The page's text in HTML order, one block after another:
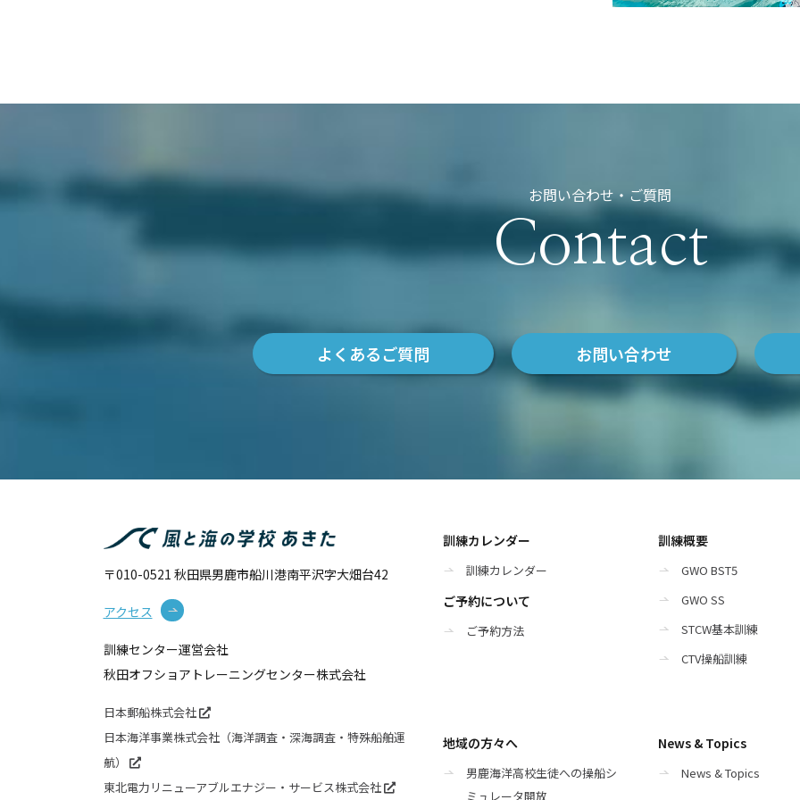
お問い合わせ・ご質問
Contact
よくあるご質問 お問い合わせ
〒010-0521 秋田県男鹿市船川港南平沢字大畑台42
アクセス
訓練センター運営会社
秋田オフショアトレーニングセンター株式会社
日本郵船株式会社
日本海洋事業株式会社（海洋調査・深海調査・特殊船舶運
航）
東北電力リニューアブルエナジー・サービス株式会社
訓練カレンダー
訓練カレンダー
ご予約について
ご予約方法
訓練概要
GWO BST5
GWO SS
STCW基本訓練
CTV操船訓練
地域の方々へ
男鹿海洋高校生徒への操船シ
ミュレータ開放
News & Topics
News & Topics